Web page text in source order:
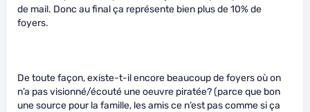
de mail. Donc au final ça représente bien plus de 10% de
foyers.
De toute façon, existe-t-il encore beaucoup de foyers où on
n’a pas visionné/écouté une oeuvre piratée? (parce que bon
une source pour la famille, les amis ce n’est pas comme si ça